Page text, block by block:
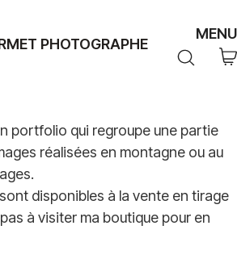
PHOTOGRAPHE
MENU
portfolio qui regroupe une partie
réalisées en montagne ou au
disponibles à la vente en tirage
à visiter ma boutique pour en